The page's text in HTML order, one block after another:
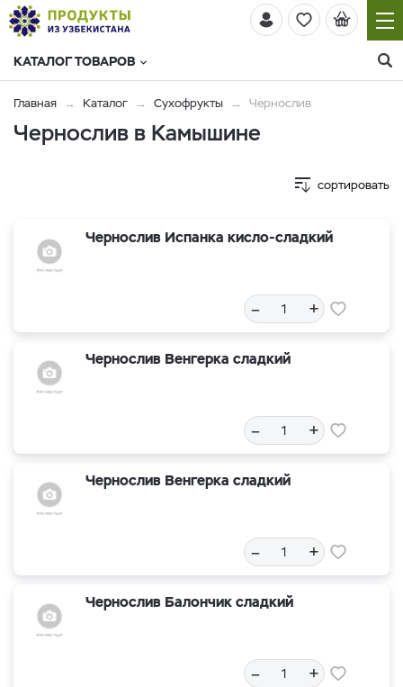
КАТАЛОГ ТОВАРОВ
Главная Каталог Сухофрукты Чернослив
Чернослив в Камышине
сортировать
Чернослив Испанка кисло-сладкий
– +
Чернослив Венгерка сладкий
– +
Чернослив Венгерка сладкий
– +
Чернослив Балончик сладкий
– +